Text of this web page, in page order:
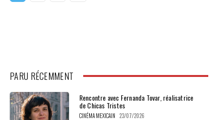
PARU RÉCEMMENT
Rencontre avec Fernanda Tovar, réalisatrice
de Chicas Tristes
CINÉMA MEXICAIN 23/07/2026